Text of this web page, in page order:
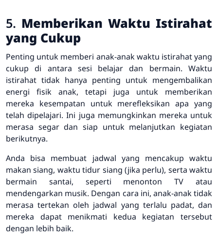
5. Memberikan Waktu Istirahat
yang Cukup
Penting untuk memberi anak-anak waktu istirahat yang
cukup di antara sesi belajar dan bermain. Waktu
istirahat tidak hanya penting untuk mengembalikan
energi fisik anak, tetapi juga untuk memberikan
mereka kesempatan untuk merefleksikan apa yang
telah dipelajari. Ini juga memungkinkan mereka untuk
merasa segar dan siap untuk melanjutkan kegiatan
berikutnya.
Anda bisa membuat jadwal yang mencakup waktu
makan siang, waktu tidur siang (jika perlu), serta waktu
bermain santai, seperti menonton TV atau
mendengarkan musik. Dengan cara ini, anak-anak tidak
merasa tertekan oleh jadwal yang terlalu padat, dan
mereka dapat menikmati kedua kegiatan tersebut
dengan lebih baik.